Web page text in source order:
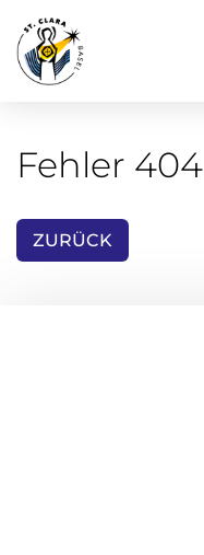
Fehler 404
ZURÜCK